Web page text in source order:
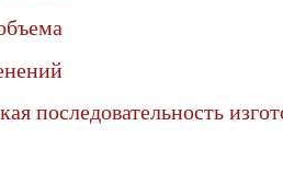
последовательность